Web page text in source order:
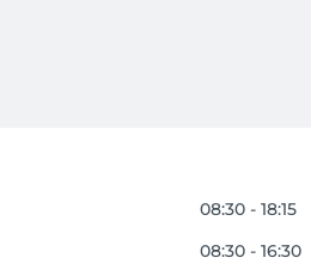
08:30 - 18:15
08:30 - 16:30